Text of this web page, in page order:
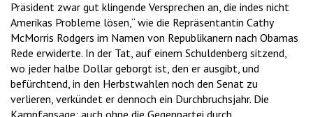
Präsident zwar gut klingende Versprechen an, die indes nicht
Amerikas Probleme lösen,“ wie die Repräsentantin Cathy
McMorris Rodgers im Namen von Republikanern nach Obamas
Rede erwiderte. In der Tat, auf einem Schuldenberg sitzend,
wo jeder halbe Dollar geborgt ist, den er ausgibt, und
befürchtend, in den Herbstwahlen noch den Senat zu
verlieren, verkündet er dennoch ein Durchbruchsjahr. Die